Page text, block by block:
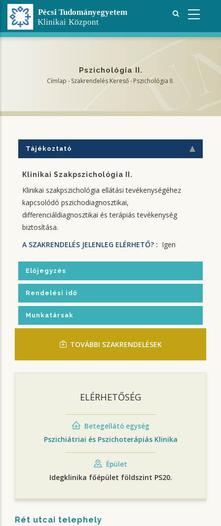
Ugrás
tartalomra
Pszichológia II.
Címlap -Szakrendelés Kereső-Pszichológia II.
Tájékoztató
Klinikai Szakpszichológia II.
Klinikai szakpszichológia ellátási tevékenységéhez
kapcsolódó pszichodiagnosztikai,
differenciáldiagnosztikai és terápiás tevékenység
biztosítása.
A SZAKRENDELÉS JELENLEG ELÉRHETŐ? : Igen
Előjegyzés
Rendelési idő
Munkatársak
TOVÁBBI SZAKRENDELÉSEK
ELÉRHETŐSÉG
Betegellátó egység
Pszichiátriai és Pszichoterápiás Klinika
Épület
Idegklinika főépület földszint PS20.
Rét utcai telephely